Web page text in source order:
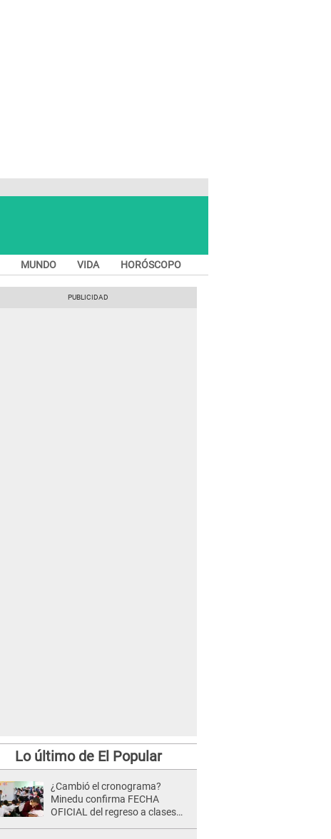
MUNDO VIDA HORÓSCOPO
Lo último de El Popular
¿Cambió el cronograma?
Minedu confirma FECHA
OFICIAL del regreso a clases